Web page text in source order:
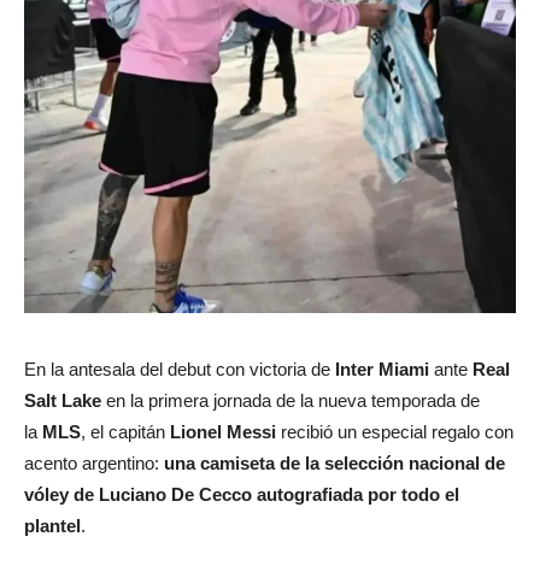
En la antesala del debut con victoria de Inter Miami ante Real
Salt Lake en la primera jornada de la nueva temporada de
la MLS, el capitán Lionel Messi recibió un especial regalo con
acento argentino: una camiseta de la selección nacional de
vóley de Luciano De Cecco autografiada por todo el
plantel.